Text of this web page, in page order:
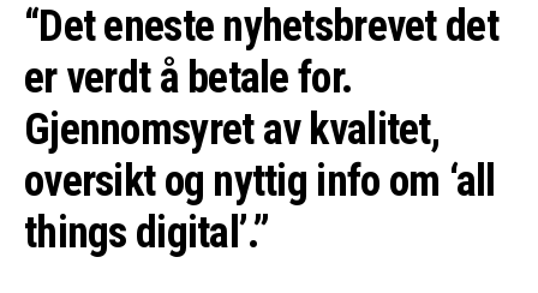
“Det eneste nyhetsbrevet det
er verdt å betale for.
Gjennomsyret av kvalitet,
oversikt og nyttig info om ‘all
things digital’.”